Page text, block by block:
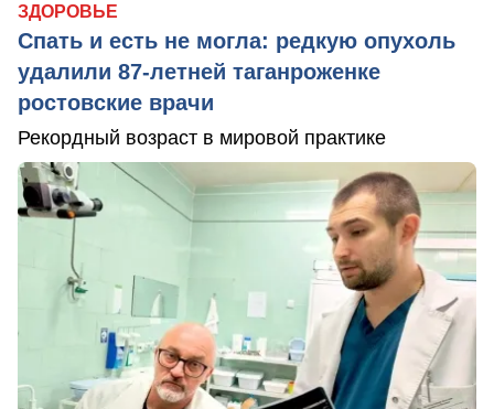
ЗДОРОВЬЕ
Спать и есть не могла: редкую опухоль
удалили 87-летней таганроженке
ростовские врачи
Рекордный возраст в мировой практике